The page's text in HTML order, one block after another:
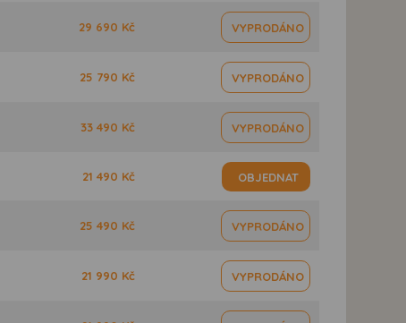
29 690 Kč VYPRODÁNO
25 790 Kč VYPRODÁNO
33 490 Kč VYPRODÁNO
21 490 Kč OBJEDNAT
25 490 Kč VYPRODÁNO
21 990 Kč VYPRODÁNO